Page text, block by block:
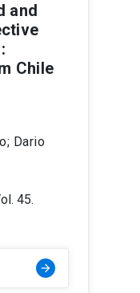
and
Chile
Dario
45.
arrow_forward